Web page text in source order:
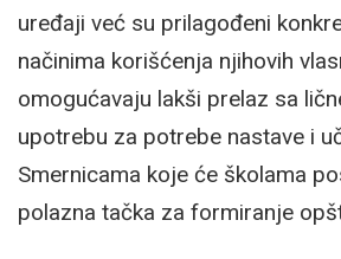
uređaji već su prilagođeni
načinima korišćenja njihovih
omogućavaju lakši prelaz sa
upotrebu za potrebe nastave i
Smernicama koje će školama
polazna tačka za formiranje